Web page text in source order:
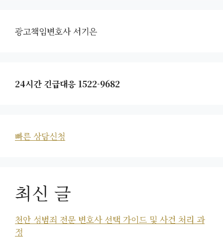
광고책임변호사 서기은
24시간 긴급대응 1522-9682
빠른 상담신청
최신 글
천안 성범죄 전문 변호사 선택 가이드 및 사건 처리 과
정